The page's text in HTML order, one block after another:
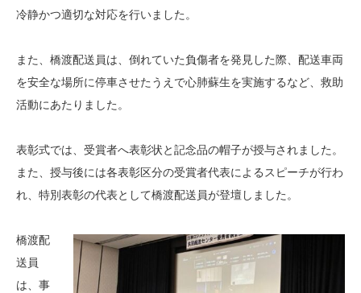
冷静かつ適切な対応を行いました。
また、橋渡配送員は、倒れていた負傷者を発見した際、配送車両
を安全な場所に停車させたうえで心肺蘇生を実施するなど、救助
活動にあたりました。
表彰式では、受賞者へ表彰状と記念品の帽子が授与されました。
また、授与後には各表彰区分の受賞者代表によるスピーチが行わ
れ、特別表彰の代表として橋渡配送員が登壇しました。
橋渡配
送員
は、事